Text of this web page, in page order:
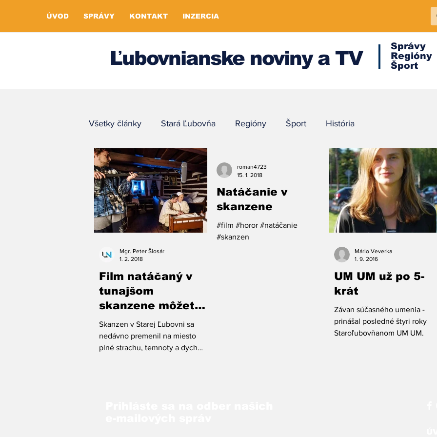
ÚVOD SPRÁVY KONTAKT INZERCIA
Ľubovnianske noviny a TV
Správy
Regióny
Šport
Všetky články Stará Ľubovňa Regióny Šport História
Film natáčaný v
tunajšom
skanzene môžete
aj vlastniť
Skanzen v Starej Ľubovni sa
nedávno premenil na miesto
plné strachu, temnoty a dych
Mgr. Peter Šlosár
1. 2. 2018
Natáčanie v
skanzene
#film #horor #natáčanie
#skanzen
roman4723
15. 1. 2018
UM UM už po 5-
krát
Závan súčasného umenia -
prinášal posledné štyri roky
Staroľubovňanom UM UM.
Mário Veverka
1. 9. 2016